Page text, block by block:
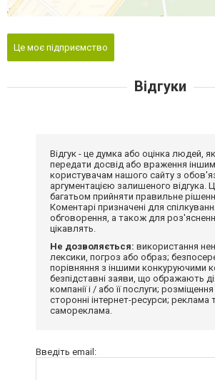
Це моє підприємство
Відгуки
Відгук - це думка або оцінка людей,
передати досвід або враження іншим
користувачам нашого сайту з
аргументацією залишеного
багатьом прийняти правильне
Коментарі призначені для
обговорення, а також для
цікавлять.
Не дозволяється: використання
лексики, погроз або образ;
порівняння з іншими конкуруючими
безпідставні заяви, що ображають
компанії і / або її послуги;
сторонні інтернет-ресурси; реклама
самореклама.
Введіть email: